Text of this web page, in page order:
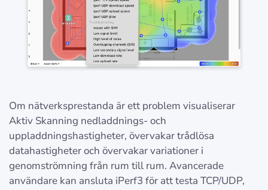
Om nätverksprestanda är ett problem visualiserar
Aktiv Skanning nedladdnings- och
uppladdningshastigheter, övervakar trådlösa
datahastigheter och övervakar variationer i
genomströmning från rum till rum. Avancerade
användare kan ansluta iPerf3 för att testa TCP/UDP,